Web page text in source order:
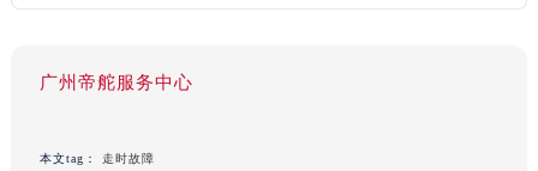
广州帝舵服务中心
本文tag： 走时故障